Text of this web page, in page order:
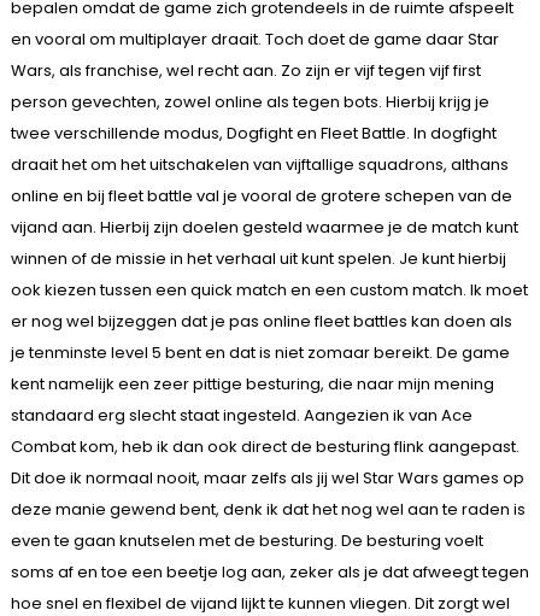
bepalen omdat de game zich grotendeels in de ruimte afspeelt
en vooral om multiplayer draait. Toch doet de game daar Star
Wars, als franchise, wel recht aan. Zo zijn er vijf tegen vijf first
person gevechten, zowel online als tegen bots. Hierbij krijg je
twee verschillende modus, Dogfight en Fleet Battle. In dogfight
draait het om het uitschakelen van vijftallige squadrons, althans
online en bij fleet battle val je vooral de grotere schepen van de
vijand aan. Hierbij zijn doelen gesteld waarmee je de match kunt
winnen of de missie in het verhaal uit kunt spelen. Je kunt hierbij
ook kiezen tussen een quick match en een custom match. Ik moet
er nog wel bijzeggen dat je pas online fleet battles kan doen als
je tenminste level 5 bent en dat is niet zomaar bereikt. De game
kent namelijk een zeer pittige besturing, die naar mijn mening
standaard erg slecht staat ingesteld. Aangezien ik van Ace
Combat kom, heb ik dan ook direct de besturing flink aangepast.
Dit doe ik normaal nooit, maar zelfs als jij wel Star Wars games op
deze manie gewend bent, denk ik dat het nog wel aan te raden is
even te gaan knutselen met de besturing. De besturing voelt
soms af en toe een beetje log aan, zeker als je dat afweegt tegen
hoe snel en flexibel de vijand lijkt te kunnen vliegen. Dit zorgt wel